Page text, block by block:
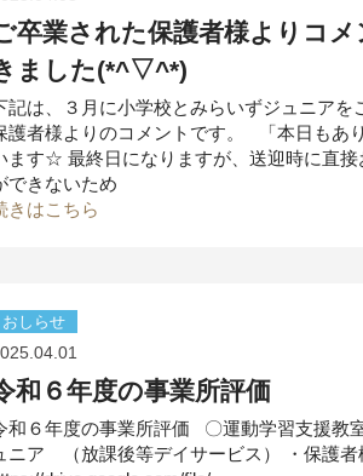
卒業された保護者様よりコ
ました(*^▽^*)
記は、３月に小学校とみらいずジュニアを
護者様よりのコメントです。 「本日もあ
ます☆ 最終日になりますが、送迎時に直接
できないため
きはこちら
おしらせ
和６年度の事業所評価
和６年度の事業所評価 〇運動学習支援教
ニア （放課後等デイサービス） ・保護者